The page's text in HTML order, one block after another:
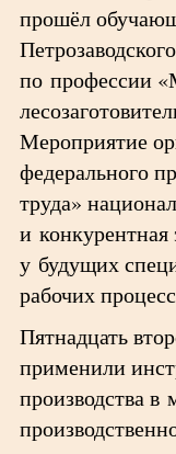
прошёл
по профессии
Мероприятие
федерального
труда»
и
у будущих
рабочих
Пятнадцать
применили
производства